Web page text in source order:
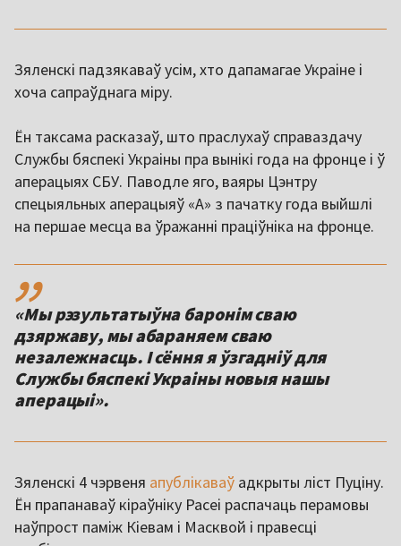
Зяленскі падзякаваў усім, хто дапамагае Украіне і
хоча сапраўднага міру.
Ён таксама расказаў, што праслухаў справаздачу
Службы бяспекі Украіны пра вынікі года на фронце і ў
аперацыях СБУ. Паводле яго, ваяры Цэнтру
спецыяльных аперацыяў «А» з пачатку года выйшлі
на першае месца ва ўражанні праціўніка на фронце.
,,
«Мы рэзультатыўна баронім сваю
дзяржаву, мы абараняем сваю
незалежнасць. І сёння я ўзгадніў для
Службы бяспекі Украіны новыя нашы
аперацыі».
Зяленскі 4 чэрвеня апублікаваў адкрыты ліст Пуціну.
Ён прапанаваў кіраўніку Расеі распачаць перамовы
наўпрост паміж Кіевам і Масквой і правесці